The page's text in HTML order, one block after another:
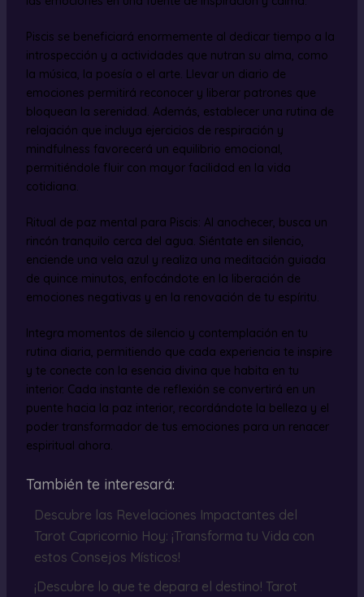
Piscis se beneficiará enormemente al dedicar tiempo a la
introspección y a actividades que nutran su alma, como
la música, la poesía o el arte. Llevar un diario de
emociones permitirá reconocer y liberar patrones que
bloquean la serenidad. Además, establecer una rutina de
relajación que incluya ejercicios de respiración y
mindfulness favorecerá un equilibrio emocional,
permitiéndole fluir con mayor facilidad en la vida
cotidiana.
Ritual de paz mental para Piscis: Al anochecer, busca un
rincón tranquilo cerca del agua. Siéntate en silencio,
enciende una vela azul y realiza una meditación guiada
de quince minutos, enfocándote en la liberación de
emociones negativas y en la renovación de tu espíritu.
Integra momentos de silencio y contemplación en tu
rutina diaria, permitiendo que cada experiencia te inspire
y te conecte con la esencia divina que habita en tu
interior. Cada instante de reflexión se convertirá en un
puente hacia la paz interior, recordándote la belleza y el
poder transformador de tus emociones para un renacer
espiritual ahora.
También te interesará:
Descubre las Revelaciones Impactantes del
Tarot Capricornio Hoy: ¡Transforma tu Vida con
estos Consejos Místicos!
¡Descubre lo que te depara el destino! Tarot